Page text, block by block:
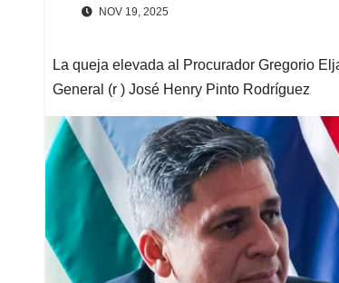
NOV 19, 2025
La queja elevada al Procurador Gregorio
General (r ) José Henry Pinto Rodríguez